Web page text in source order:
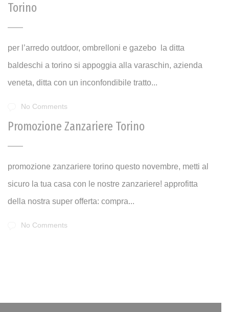
Torino
per l’arredo outdoor, ombrelloni e gazebo la ditta
baldeschi a torino si appoggia alla varaschin, azienda
veneta, ditta con un inconfondibile tratto...
No Comments
Promozione Zanzariere Torino
promozione zanzariere torino questo novembre, metti al
sicuro la tua casa con le nostre zanzariere! approfitta
della nostra super offerta: compra...
No Comments